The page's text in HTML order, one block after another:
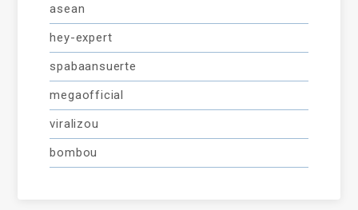
asean
hey-expert
spabaansuerte
megaofficial
viralizou
bombou